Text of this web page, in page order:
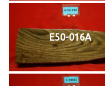
E50-016A